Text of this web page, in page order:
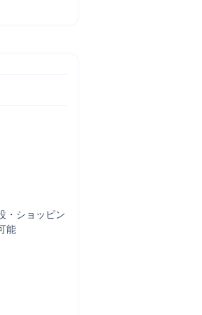
・ショッピン
能